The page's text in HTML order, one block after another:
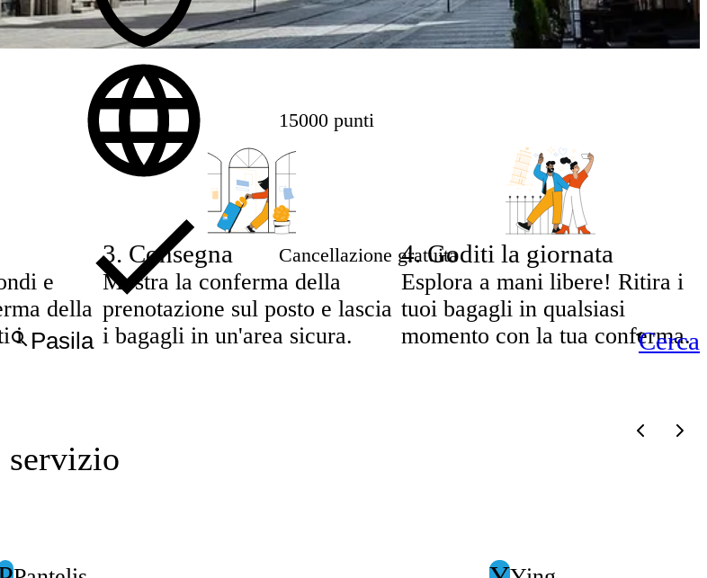
15000 punti
Cancellazione gratuita
Cerca
e
della
i
3. Consegna
Mostra la conferma della
prenotazione sul posto e lascia
i bagagli in un'area sicura.
4.Goditi la giornata
Esplora a mani libere! Ritira i
tuoi bagagli in qualsiasi
momento con la tua conferma.
servizio